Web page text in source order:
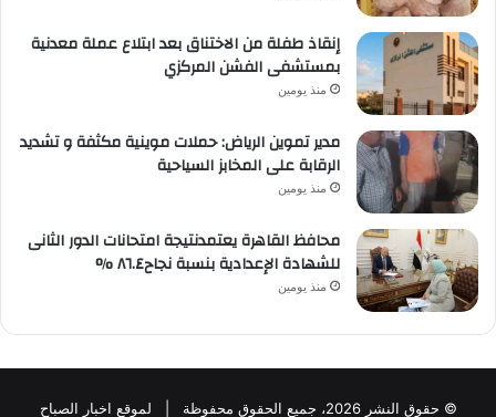
إنقاذ طفلة من الاختناق بعد ابتلاع عملة معدنية
بمستشفى الفشن المركزي
منذ يومين
مدير تموين الرياض: حملات موينية مكثفة و تشديد
الرقابة على المخابز السياحية
منذ يومين
محافظ القاهرة يعتمدنتيجة امتحانات الدور الثانى
للشهادة الإعدادية بنسبة نجاح٨٦.٤ %
منذ يومين
© حقوق النشر 2026، جميع الحقوق محفوظة | لموقع اخبار الصباح